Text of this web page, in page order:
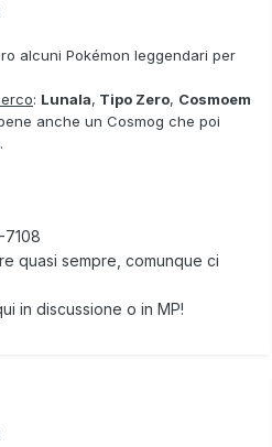
alcuni Pokémon leggendari per
: Lunala, Tipo Zero, Cosmoem
anche un Cosmog che poi
.
quasi sempre, comunque ci
in discussione o in MP!